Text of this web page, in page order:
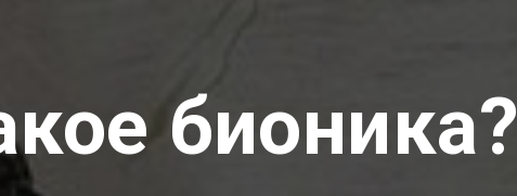
бионика?